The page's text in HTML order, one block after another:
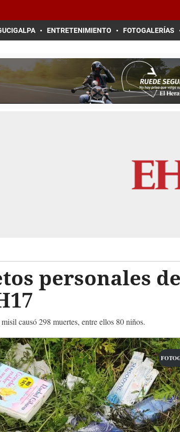
ENTRETENIMIENTO FOTOGALERÍAS
personales
causó 298 muertes, entre ellos 80 niños.